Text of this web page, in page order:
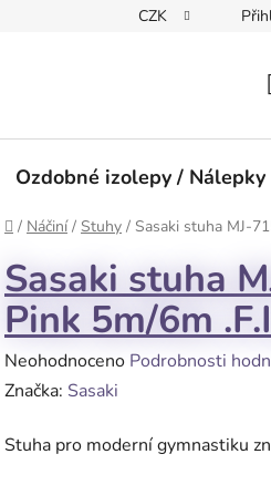
CZK
Ozdobné izolepy / Nálepky
Domů
/ Náčiní / Stuhy / Sasaki stuha MJ-
Sasaki stuha
Pink 5m/6m
Průměrné
hodnocení
je
Neohodnoceno Podrobnosti
Značka: Sasaki
Stuha pro moderní gymnastiku